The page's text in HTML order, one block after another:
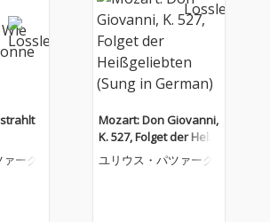
ーク
Mozart: Don Giovanni,
K. 527, Folget der Heiß
geliebten (Sung in Ger
man)
ユリウス・パツァーク